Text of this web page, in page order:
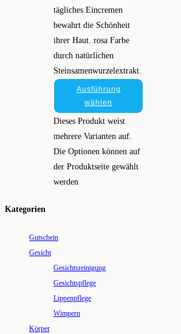
tägliches Eincremen
bewahrt die Schönheit
ihrer Haut. rosa Farbe
durch natürlichen
Steinsamenwurzelextrakt.
Ausführung
wählen
Dieses Produkt weist
mehrere Varianten auf.
Die Optionen können auf
der Produktseite gewählt
werden
Kategorien
Gutschein
Gesicht
Gesichtsreinigung
Gesichtspflege
Lippenpflege
Wimpern
Körper